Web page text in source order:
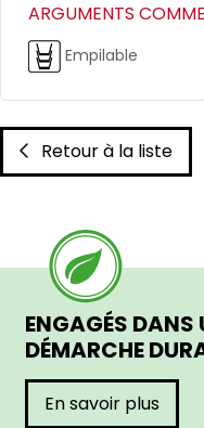
ARGUMENTS
Empilable
Retour à la liste
ENGAGÉS DANS
DÉMARCHE
En savoir plus